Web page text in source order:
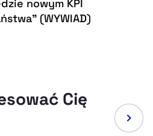
nowym KPI
(WYWIAD)
Cię